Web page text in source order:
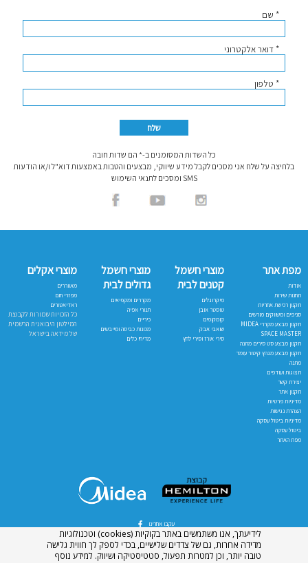
* שם
* דואר אלקטרוני
* טלפון
כל השדות המסומנים ב-* הם שדות חובה
בלחיצה על שלח אני מסכים לקבל מידע שיווקי, מבצעים והטבות באמצעות דוא"ל ו/או הודעות
SMS ומסכים לתנאי השימוש
מפת אתר
אודות
תחנות שירות
תקנון רכישת אחריות
סניפים ומשווקים מורשים
תקנון מבצע מקררי MIDEA
SPACE MASTER
תקנון מבצע סט סירים מתנה
תקנון מבצע מגהץ קיטור עומד
מתנה
תצוגות ועודפים
יצירת קשר
תקנון אתר
מדיניות פרטיות
הצהרת נגישות
מדיניות ביטול עסקה
ביטול עסקה
מפת האתר
מוצרי חשמל
קטנים לבית
מיקרוגלים
טוסטר אובן
קומקומים
שואבי אבק
סירי אורז וסירי לחץ
מוצרי חשמל
גדולים לבית
מקררים ומקפיאים
תנורי אפיה
כיריים
מכונות כביסה ומייבשים
מדיחי כלים
מוצרי אקלים
מאווררים
מפזרי חום
ראדיאטורים
כל הזכויות שמורות לקבוצת
המילטון היבואנית הרשמית
של מידאה בישראל
עקבו אחרינו
לידיעתך, אנו משתמשים באתר בקוקיות (cookies) וטכנולוגיות
מדידה אחרות, גם של צדדים שלישיים, בכדי לספק לך חווית גלישה
טובה יותר, וכן למטרות תפעול, סטטיסטיקה ושיווק. למידע נוסף